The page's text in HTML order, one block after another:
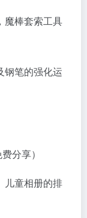
魔棒套索工具
钢笔的强化运
儿童相册的排